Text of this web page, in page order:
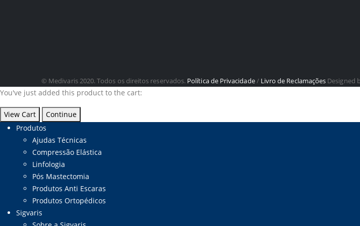
© Medivaris 2020. Todos os direitos reservados. Política de Privacidade/ Livro de Reclamações Designed
You've just added this product to the cart:
View Cart
Continue
Produtos
Ajudas Técnicas
Compressão Elástica
Linfologia
Pós Mastectomia
Produtos Anti Escaras
Produtos Ortopédicos
Sigvaris